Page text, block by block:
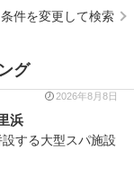
条件を変更して検索
グ
2026年8月8日
浜
する大型スパ施設